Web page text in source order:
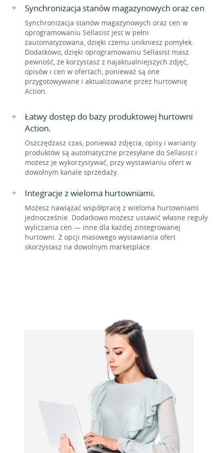
Synchronizacja stanów magazynowych oraz cen
Synchronizacja stanów magazynowych oraz cen w
oprogramowaniu Sellasist jest w pełni
zautomatyzowana, dzięki czemu unikniesz pomyłek.
Dodatkowo, dzięki oprogramowaniu Sellasist masz
pewność, że korzystasz z najaktualniejszych zdjęć,
opisów i cen w ofertach, ponieważ są one
przygotowywane i aktualizowane przez hurtownię
Action.
Łatwy dostęp do bazy produktowej hurtowni
Action.
Oszczędzasz czas, ponieważ zdjęcia, opisy i warianty
produktów są automatyczne przesyłane do Sellasist i
możesz je wykorzystywać, przy wystawianiu ofert w
dowolnym kanale sprzedaży.
Integracje z wieloma hurtowniami.
Możesz nawiązać współpracę z wieloma hurtowniami
jednocześnie. Dodatkowo możesz ustawić własne reguły
wyliczania cen — inne dla każdej zintegrowanej
hurtowni. Z opcji masowego wystawiania ofert
skorzystasz na dowolnym marketplace.